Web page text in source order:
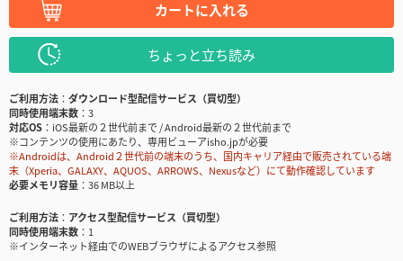
カートに入れる
ちょっと立ち読み
ご利用方法
ダウンロード型配信サービス（買切型）
同時使用端末数
3
対応OS
iOS最新の２世代前まで / Android最新の２世代前まで
※コンテンツの使用にあたり、専用ビューアisho.jpが必要
※Androidは、Android２世代前の端末のうち、国内キャリア経由で販売されている端
末（Xperia、GALAXY、AQUOS、ARROWS、Nexusなど）にて動作確認しています
必要メモリ容量
36 MB以上
ご利用方法
アクセス型配信サービス（買切型）
同時使用端末数
1
※インターネット経由でのWEBブラウザによるアクセス参照